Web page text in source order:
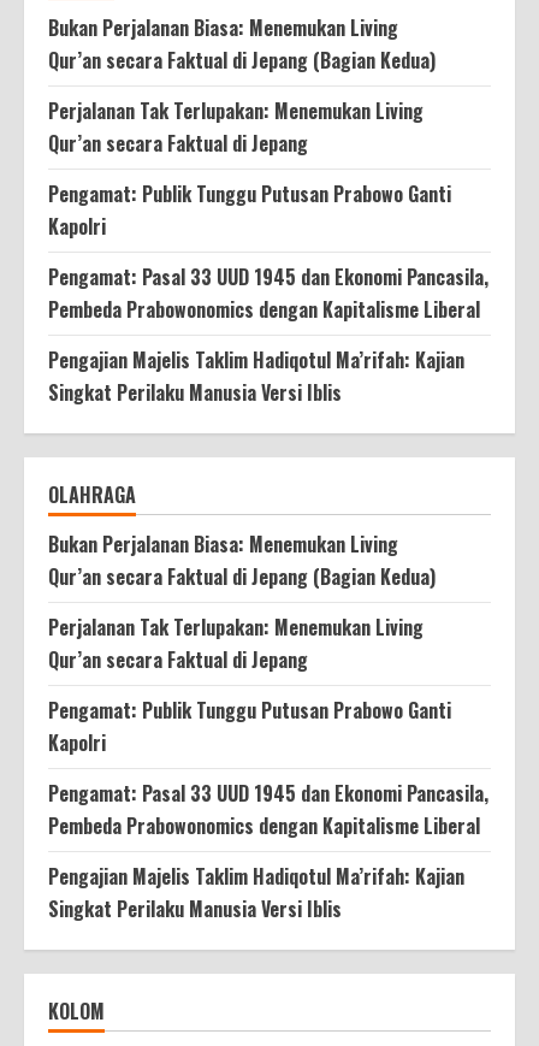
Bukan Perjalanan Biasa: Menemukan Living
Qur’an secara Faktual di Jepang (Bagian Kedua)
Perjalanan Tak Terlupakan: Menemukan Living
Qur’an secara Faktual di Jepang
Pengamat: Publik Tunggu Putusan Prabowo Ganti
Kapolri
Pengamat: Pasal 33 UUD 1945 dan Ekonomi Pancasila,
Pembeda Prabowonomics dengan Kapitalisme Liberal
Pengajian Majelis Taklim Hadiqotul Ma’rifah: Kajian
Singkat Perilaku Manusia Versi Iblis
OLAHRAGA
Bukan Perjalanan Biasa: Menemukan Living
Qur’an secara Faktual di Jepang (Bagian Kedua)
Perjalanan Tak Terlupakan: Menemukan Living
Qur’an secara Faktual di Jepang
Pengamat: Publik Tunggu Putusan Prabowo Ganti
Kapolri
Pengamat: Pasal 33 UUD 1945 dan Ekonomi Pancasila,
Pembeda Prabowonomics dengan Kapitalisme Liberal
Pengajian Majelis Taklim Hadiqotul Ma’rifah: Kajian
Singkat Perilaku Manusia Versi Iblis
KOLOM